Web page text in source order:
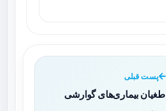
پست قبلی
طغیان بیماری‌های گوارشی